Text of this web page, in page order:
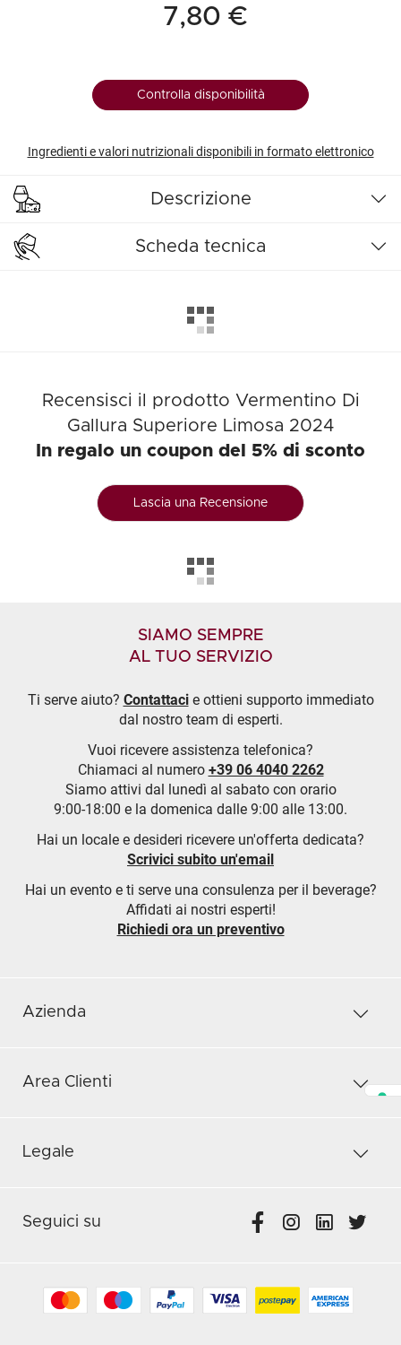
7,80 €
Controlla disponibilità
Ingredienti e valori nutrizionali disponibili in formato elettronico
Descrizione
Scheda tecnica
Recensisci il prodotto Vermentino Di
Gallura Superiore Limosa 2024
In regalo un coupon del 5% di sconto
Lascia una Recensione
SIAMO SEMPRE
AL TUO SERVIZIO
Ti serve aiuto? Contattacie ottieni supporto immediato
dal nostro team di esperti.
Vuoi ricevere assistenza telefonica?
Chiamaci al numero +39 06 4040 2262
Siamo attivi dal lunedì al sabato con orario
9:00-18:00 e la domenica dalle 9:00 alle 13:00.
Hai un locale e desideri ricevere un'offerta dedicata?
Scrivici subito un'email
Hai un evento e ti serve una consulenza per il beverage?
Affidati ai nostri esperti!
Richiedi ora un preventivo
Azienda
Area Clienti
Legale
Seguici su